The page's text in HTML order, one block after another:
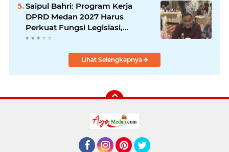
Saipul Bahri: Program Kerja
DPRD Medan 2027 Harus
Perkuat Fungsi Legislasi,
Anggaran dan Pengawasan
Lihat Selengkapnya